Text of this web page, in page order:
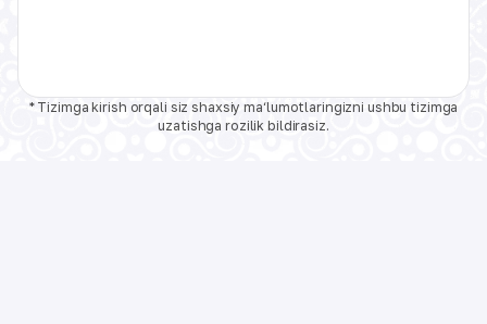
* Tizimga kirish orqali siz shaxsiy ma‘lumotlaringizni ushbu tizimga
uzatishga rozilik bildirasiz.